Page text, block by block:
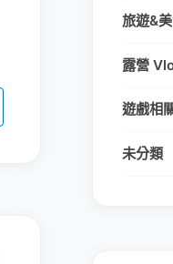
旅遊&
露營
遊戲相
未分類